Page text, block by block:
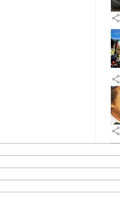
share
share
share